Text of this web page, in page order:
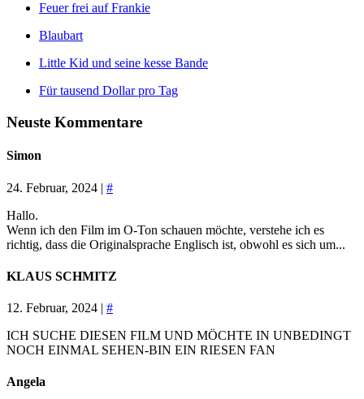
Feuer frei auf Frankie
Blaubart
Little Kid und seine kesse Bande
Für tausend Dollar pro Tag
Neuste Kommentare
Simon
24. Februar, 2024 | #
Hallo.
Wenn ich den Film im O-Ton schauen möchte, verstehe ich es
richtig, dass die Originalsprache Englisch ist, obwohl es sich um...
KLAUS SCHMITZ
12. Februar, 2024 | #
ICH SUCHE DIESEN FILM UND MÖCHTE IN UNBEDINGT
NOCH EINMAL SEHEN-BIN EIN RIESEN FAN
Angela